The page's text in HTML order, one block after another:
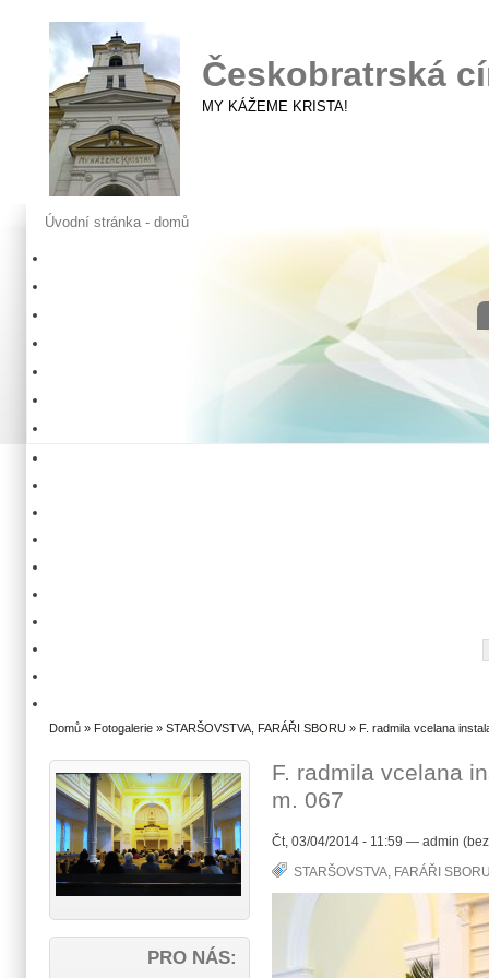
Českobratrská
MY KÁŽEME KRISTA!
Úvodní stránka - domů
Domů » Fotogalerie » STARŠOVSTVA, FARÁŘI SBORU » F. radmila vcelana
F. radmila vcelana
m. 067
Čt, 03/04/2014 - 11:59 — admin
STARŠOVSTVA, FARÁŘI
PRO NÁS: